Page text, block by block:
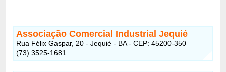
Associação Comercial Industrial Jequié
Rua Félix Gaspar, 20 - Jequié - BA - CEP: 45200-350
(73) 3525-1681